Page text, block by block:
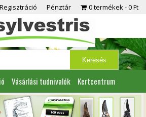
Pénztár 0 termékek 0 Ft
Vásárlási tudnivalók Kertcentrum
Kapcsolat